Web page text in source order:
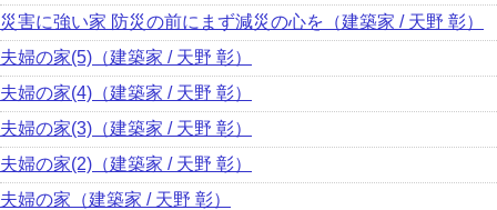
災害に強い家 防災の前にまず減災の心を（建築家 / 天野 彰）
夫婦の家(5)（建築家 / 天野 彰）
夫婦の家(4)（建築家 / 天野 彰）
夫婦の家(3)（建築家 / 天野 彰）
夫婦の家(2)（建築家 / 天野 彰）
夫婦の家（建築家 / 天野 彰）